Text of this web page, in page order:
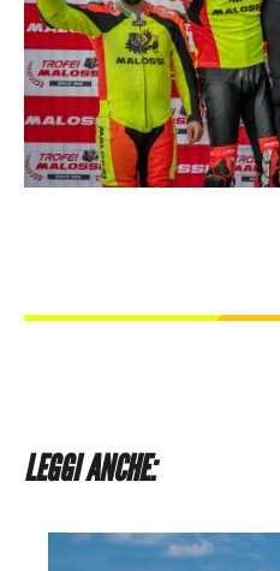
LEGGI ANCHE: